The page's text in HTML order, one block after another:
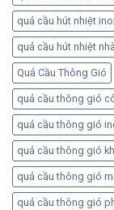
quả cầu hút nhiệt
quả cầu hút nhiệt
Quả Cầu Thông Gió
quả cầu thông gió
quả cầu thông gió
quả cầu thông gió
quả cầu thông gió
quả cầu thông gió